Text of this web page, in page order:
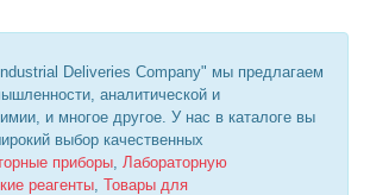
Deliveries Company" мы предлагаем
аналитической и
и многое другое. У нас в каталоге вы
выбор качественных
приборы Лабораторную
реагенты Товары для